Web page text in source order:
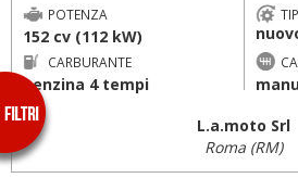
POTENZA
152 cv (112 kW)
CARBURANTE
benzina 4 tempi
L.a.moto Srl
Roma (RM)